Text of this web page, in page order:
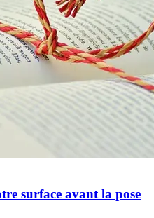
surface avant la pose